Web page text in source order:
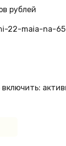
рублей
22-maia-na-